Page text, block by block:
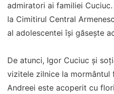
admiratori ai familiei
la Cimitirul Central
al adolescentei își găsește
De atunci, Igor Cuciuc și
vizitele zilnice la mormântul
Andreei este acoperit cu